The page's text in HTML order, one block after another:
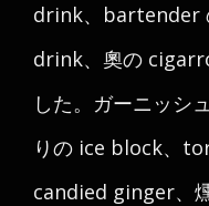
drink、bartender
drink、奧の
した。ガーニッシ
りの ice block、
candied ginger、